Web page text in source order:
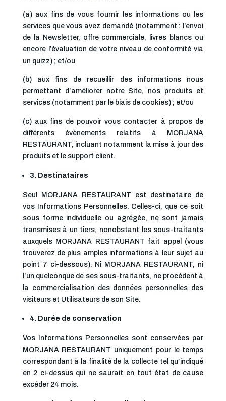
(a) aux fins de vous fournir les informations ou les
services que vous avez demandé (notamment : l’envoi
de la Newsletter, offre commerciale, livres blancs ou
encore l’évaluation de votre niveau de conformité via
un quizz) ; et/ou
(b) aux fins de recueillir des informations nous
permettant d’améliorer notre Site, nos produits et
services (notamment par le biais de cookies) ; et/ou
(c) aux fins de pouvoir vous contacter à propos de
différents évènements relatifs à MORJANA
RESTAURANT, incluant notamment la mise à jour des
produits et le support client.
3. Destinataires
Seul MORJANA RESTAURANT est destinataire de
vos Informations Personnelles. Celles-ci, que ce soit
sous forme individuelle ou agrégée, ne sont jamais
transmises à un tiers, nonobstant les sous-traitants
auxquels MORJANA RESTAURANT fait appel (vous
trouverez de plus amples informations à leur sujet au
point 7 ci-dessous). Ni MORJANA RESTAURANT, ni
l’un quelconque de ses sous-traitants, ne procèdent à
la commercialisation des données personnelles des
visiteurs et Utilisateurs de son Site.
4. Durée de conservation
Vos Informations Personnelles sont conservées par
MORJANA RESTAURANT uniquement pour le temps
correspondant à la finalité de la collecte tel qu’indiqué
en 2 ci-dessus qui ne saurait en tout état de cause
excéder 24 mois.